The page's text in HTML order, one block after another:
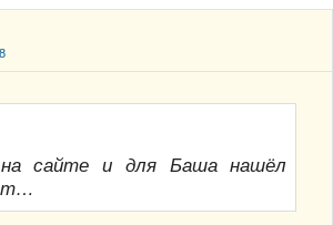
сайте и для Баша нашёл